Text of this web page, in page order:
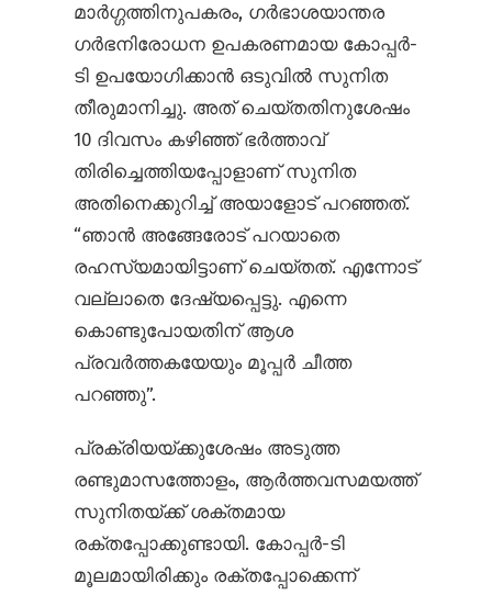
മാർഗ്ഗത്തിനുപകരം, ഗർഭാശയാന്തര
ഗർഭനിരോധന ഉപകരണമായ കോപ്പർ-
ടി ഉപയോഗിക്കാൻ ഒടുവിൽ സുനിത
തീരുമാനിച്ചു. അത് ചെയ്തതിനുശേഷം
10 ദിവസം കഴിഞ്ഞ് ഭർത്താവ്
തിരിച്ചെത്തിയപ്പോളാണ് സുനിത
അതിനെക്കുറിച്ച് അയാളോട് പറഞ്ഞത്.
“ഞാൻ അങ്ങേരോട് പറയാതെ
രഹസ്യമായിട്ടാണ് ചെയ്തത്. എന്നോട്
വല്ലാതെ ദേഷ്യപ്പെട്ടു. എന്നെ
കൊണ്ടുപോയതിന് ആശ
പ്രവർത്തകയേയും മൂപ്പർ ചീത്ത
പറഞ്ഞു”.
പ്രക്രിയയ്ക്കുശേഷം അടുത്ത
രണ്ടുമാസത്തോളം, ആർത്തവസമയത്ത്
സുനിതയ്ക്ക് ശക്തമായ
രക്തപ്പോക്കുണ്ടായി. കോപ്പർ-ടി
മൂലമായിരിക്കും രക്തപ്പോക്കെന്ന്